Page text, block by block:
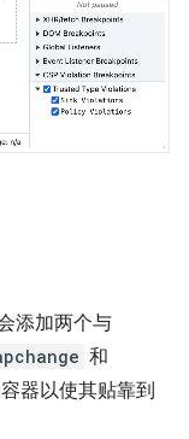
添加两个与
和
器以使其贴靠到